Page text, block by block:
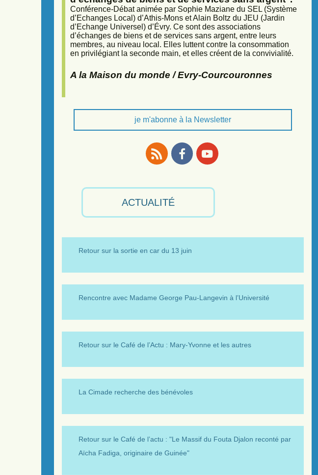
Conférence-Débat animée par Sophie Maziane du SEL (Système
d’Echanges Local) d’Athis-Mons et Alain Boltz du JEU (Jardin
d’Echange Universel) d’Évry. Ce sont des associations
d’échanges de biens et de services sans argent, entre leurs
membres, au niveau local. Elles luttent contre la consommation
en privilégiant la seconde main, et elles créent de la convivialité.
A la Maison du monde / Evry-Courcouronnes
je m'abonne à la Newsletter
ACTUALITÉ
Retour sur la sortie en car du 13 juin
Rencontre avec Madame George Pau-Langevin à l’Université
Retour sur le Café de l’Actu : Mary-Yvonne et les autres
La Cimade recherche des bénévoles
Retour sur le Café de l’actu : "Le Massif du Fouta Djalon reconté par
Aïcha Fadiga, originaire de Guinée"